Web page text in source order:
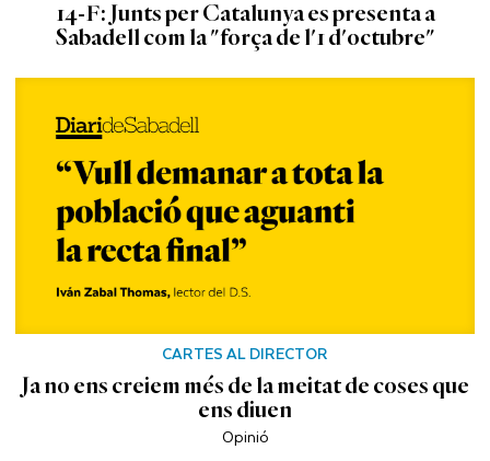
14-F: Junts per Catalunya es presenta a
Sabadell com la "força de l'1 d'octubre"
CARTES AL DIRECTOR
Ja no ens creiem més de la meitat de coses que
ens diuen
Opinió